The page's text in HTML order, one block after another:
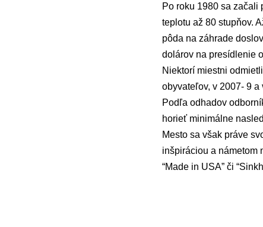
Po roku 1980 sa začali
teplotu až 80 stupňov.
pôda na záhrade
dolárov na presídlenie
Niektorí miestni
obyvateľov, v 2007- 9 a
Podľa odhadov
horieť minimálne
Mesto sa však práve
inšpiráciou a námetom
“Made in USA” či